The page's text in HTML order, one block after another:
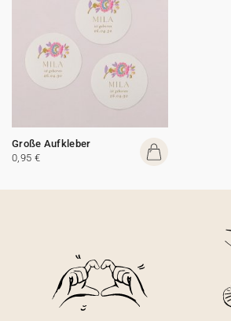
Große Aufkleber
0,95 €